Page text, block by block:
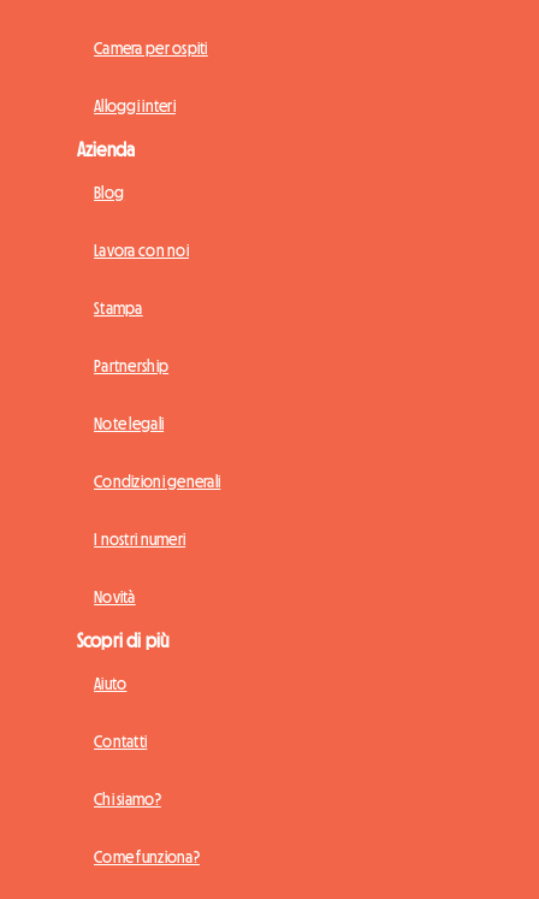
Camera per ospiti
Alloggi interi
Azienda
Blog
Lavora con noi
Stampa
Partnership
Note legali
Condizioni generali
I nostri numeri
Novità
Scopri di più
Aiuto
Contatti
Chi siamo?
Come funziona?